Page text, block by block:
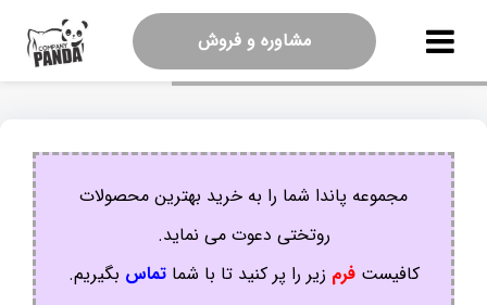
مشاوره و فروش
مجموعه پاندا شما را به خرید بهترین محصولات
روتختی دعوت می نماید.
کافیستفرم زیر را پر کنید تا با شماتماس بگیریم.